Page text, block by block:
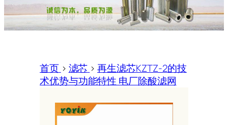
首页 > 滤芯 >再生滤芯KZTZ-2的技
术优势与功能特性 电厂除酸滤网